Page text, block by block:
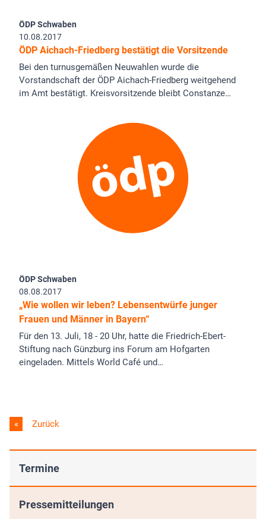
ÖDP Schwaben
10.08.2017
ÖDP Aichach-Friedberg bestätigt die Vorsitzende
Bei den turnusgemäßen Neuwahlen wurde die
Vorstandschaft der ÖDP Aichach-Friedberg weitgehend
im Amt bestätigt. Kreisvorsitzende bleibt Constanze…
ÖDP Schwaben
08.08.2017
„Wie wollen wir leben? Lebensentwürfe junger
Frauen und Männer in Bayern“
Für den 13. Juli, 18 - 20 Uhr, hatte die Friedrich-Ebert-
Stiftung nach Günzburg ins Forum am Hofgarten
eingeladen. Mittels World Café und…
Zurück
Termine
Pressemitteilungen